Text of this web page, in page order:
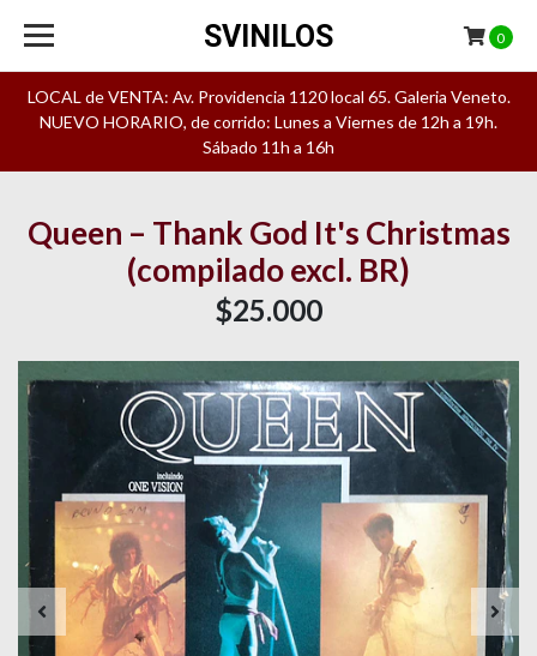
LOCAL de VENTA: Av. Providencia 1120 local 65. Galeria Veneto.
NUEVO HORARIO, de corrido: Lunes a Viernes de 12h a 19h.
Sábado 11h a 16h
SVINILOS 0
Queen – Thank God It's Christmas
(compilado excl. BR)
$25.000